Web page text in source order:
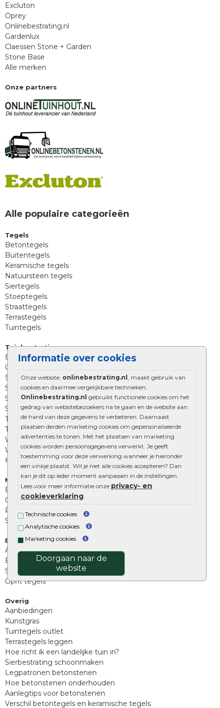
Informatie over cookies
Onze website, onlinebestrating.nl , maakt gebruik van
cookies en daarmee vergelijkbare technieken.
Onlinebestrating.nl gebruikt functionele cookies om het
gedrag van websitebezoekers na te gaan en de website aan
de hand van deze gegevens te verbeteren. Daarnaast
plaatsen derden marketing cookies om gepersonaliseerde
advertenties te tonen. Met het plaatsen van marketing
cookies worden persoonsgegevens verwerkt. Je geeft
toestemming voor deze verwerking wanneer je hieronder
een vinkje plaatst. Wil je niet alle cookies accepteren? Dan
kan je dit op ieder moment aanpassen in de instellingen.
Lees voor meer informatie onze privacy- en
cookieverklaring.
Technische cookies
Analytische cookies
Marketing cookies
Doorgaan naar de
website
Excluton
Oprey
Onlinebestrating.nl
Gardenlux
Claessen Stone + Garden
Stone Base
Alle merken
Onze partners
Alle populaire categorieën
Tegels
Betontegels
Buitentegels
Keramische tegels
Natuursteen tegels
Siertegels
Stoeptegels
Straattegels
Terrastegels
Tuintegels
Tuinbestrating
Betonklinkers
Gebakken bestrating
Strakke bestrating
Sierbestrating
Straatklinkers
Straatstenen
Trommelstenen
Tuinstenen
Waalformaat
Wildverband bestrating
Kingstones
Muurelementen
Betonbielzen
Opsluitbanden
Palissades
Stapelblokken
Extra benodigdheden
Afwatering en diversen
Beplantings en betonelementen
Split, grind en zand
Oprit tegels
Overig
Aanbiedingen
Kunstgras
Tuintegels outlet
Terrastegels leggen
Hoe richt ik een landelijke tuin in?
Sierbestrating schoonmaken
Legpatronen betonstenen
Hoe betonstenen onderhouden
Aanlegtips voor betonstenen
Verschil betontegels en keramische tegels